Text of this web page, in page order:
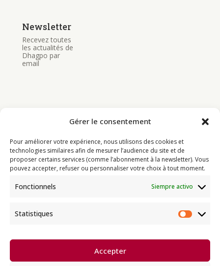
Gérer le consentement
Pour améliorer votre expérience, nous utilisons des cookies et
technologies similaires afin de mesurer l’audience du site et de
proposer certains services (comme l’abonnement à la newsletter). Vous
pouvez accepter, refuser ou personnaliser votre choix à tout moment.
Fonctionnels Siempre activo
Statistiques
Accepter
Newsletter
Recevez toutes
les actualités de
Dhagpo par
email
Programme
Actualités
Ressources
Infos pratiques
direction spirituelle de Thayé
Dorjé, Sa Sainteté le XVII Gyalwa